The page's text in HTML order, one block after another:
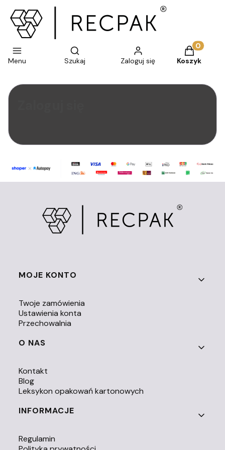
Menu
Otwórz wyszukiwarkę
Szukaj Zaloguj się
Produkty
Koszyk
Linki w stopce
MOJE KONTO
Twoje zamówienia
Ustawienia konta
Przechowalnia
O NAS
Kontakt
Blog
Leksykon opakowań kartonowych
INFORMACJE
Regulamin